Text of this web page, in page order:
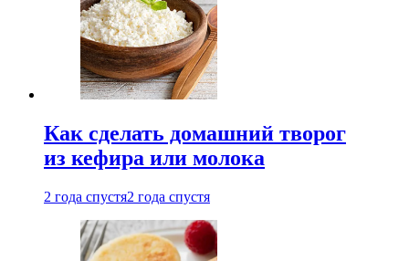
Как сделать домашний творог
из кефира или молока
2 года спустя2 года спустя